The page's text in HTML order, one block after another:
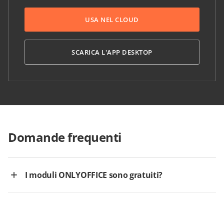
USA NEL CLOUD
SCARICA L'APP DESKTOP
Domande frequenti
I moduli ONLYOFFICE sono gratuiti?